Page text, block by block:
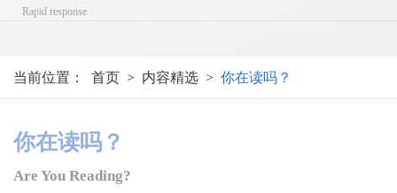
Rapid response
当前位置： 首页 > 内容精选 > 你在读吗？
你在读吗？
Are You Reading?